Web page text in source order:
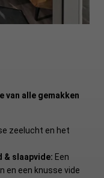
van alle gemakken
zeelucht en het
& slaapvide: Een
en een knusse vide